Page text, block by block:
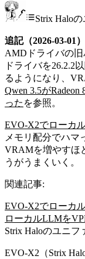
Strix Halo
追記（2026-03-01
AMDドライバの旧
ドライバを26.2.2
るようになり、
Qwen 3.5が
った を参照。
EVO-X2でローカ
メモリ配分でハマ
VRAMを増やすほ
うがうまくいく。
関連記事:
EVO-X2でローカ
ローカルLLMを
Strix Haloのユニフ
EVO-X2（Strix